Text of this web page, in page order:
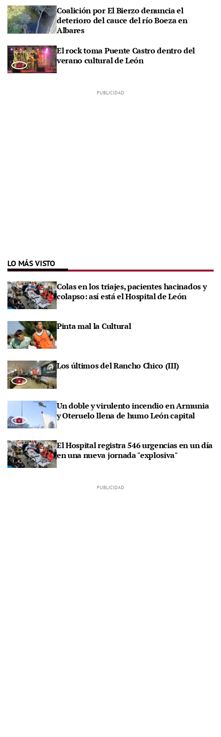
Coalición por El Bierzo denuncia el
deterioro del cauce del río Boeza en
Albares
El rock toma Puente Castro dentro del
verano cultural de León
LO MÁS VISTO
Colas en los triajes, pacientes hacinados y
colapso: así está el Hospital de León
Pinta mal la Cultural
Los últimos del Rancho Chico (III)
Un doble y virulento incendio en Armunia
y Oteruelo llena de humo León capital
El Hospital registra 546 urgencias en un día
en una nueva jornada "explosiva"